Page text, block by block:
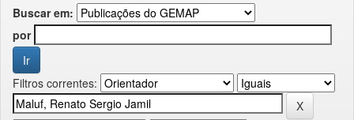
Buscar em:
por
Filtros correntes: